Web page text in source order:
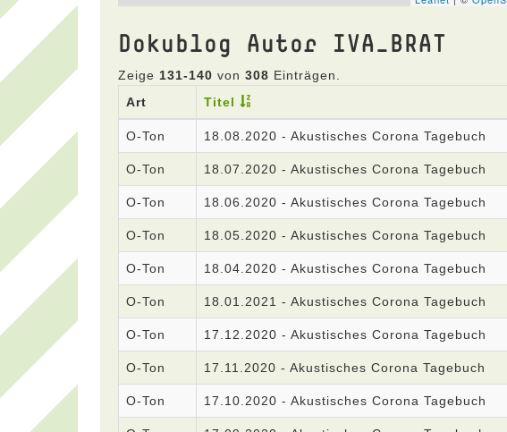
Dokublog Autor IVA_BRAT
Zeige 131-140 von 308 Einträgen.
Art
Titel
O-Ton 18.08.2020 - Akustisches Corona Tagebuch
O-Ton 18.07.2020 - Akustisches Corona Tagebuch
O-Ton 18.06.2020 - Akustisches Corona Tagebuch
O-Ton 18.05.2020 - Akustisches Corona Tagebuch
O-Ton 18.04.2020 - Akustisches Corona Tagebuch
O-Ton 18.01.2021 - Akustisches Corona Tagebuch
O-Ton 17.12.2020 - Akustisches Corona Tagebuch
O-Ton 17.11.2020 - Akustisches Corona Tagebuch
O-Ton 17.10.2020 - Akustisches Corona Tagebuch